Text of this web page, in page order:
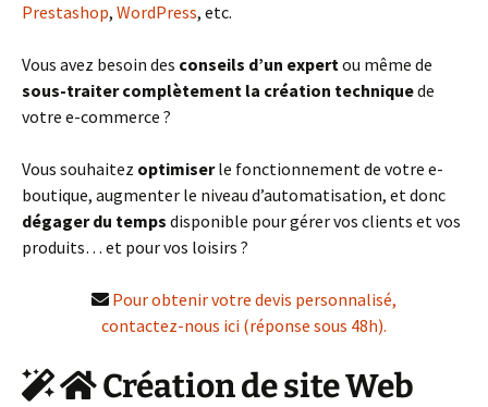
Prestashop, WordPress, etc.
Vous avez besoin des conseils d’un expertou même de
sous-traiter complètement la création techniquede
votre e-commerce ?
Vous souhaitez optimiserle fonctionnement de votre e-
boutique, augmenter le niveau d’automatisation, et donc
dégager du temps disponible pour gérer vos clients et vos
produits… et pour vos loisirs ?
Pour obtenir votre devis personnalisé,
contactez-nous ici (réponse sous 48h).
Création de site Web